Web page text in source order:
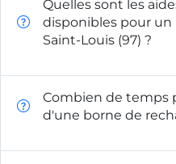
Quelles sont les
disponibles pour un
Saint-Louis (97) ?
Combien de temps
d'une borne de